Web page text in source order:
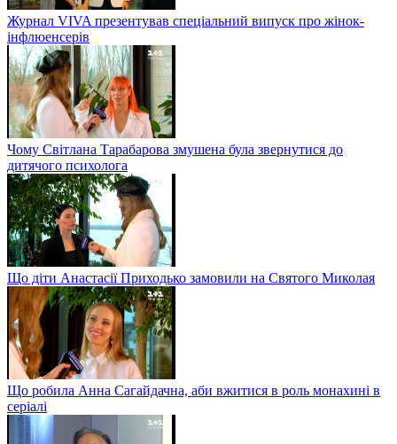
Журнал VIVA презентував спеціальний випуск про жінок-
інфлюенсерів
Чому Світлана Тарабарова змушена була звернутися до
дитячого психолога
Що діти Анастасії Приходько замовили на Святого Миколая
Що робила Анна Сагайдачна, аби вжитися в роль монахині в
серіалі